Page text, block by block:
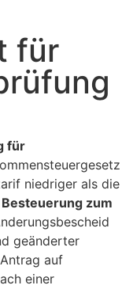
für
für
niedriger als die
Besteuerung zum
geänderter
auf
einer